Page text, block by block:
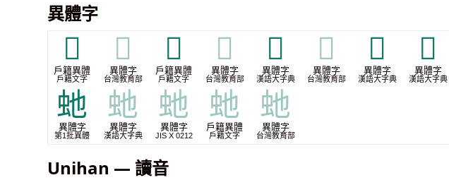
異體字
𢕷
戶籍異體
戶籍文字
𢕷
異體字
台灣教育部
𣙛
戶籍異體
戶籍文字
𣙛
異體字
台灣教育部
𤜣
異體字
漢語大字典
𤜣
異體字
台灣教育部
𥝀
異體字
漢語大字典
𧉮
異體字
漢語大字典
虵
異體字
第1批異體
虵
異體字
漢語大字典
虵
異體字
JIS X 0212
虵
戶籍異體
戶籍文字
虵
異體字
台灣教育部
Unihan — 讀音